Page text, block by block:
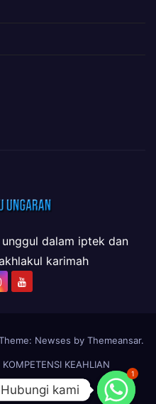
dalam iptek dan
karimah
Newses by Themeansar.
KOMPETENSI KEAHLIAN
P1 PROFIL
1
Hubungi kami
Hubungi kami